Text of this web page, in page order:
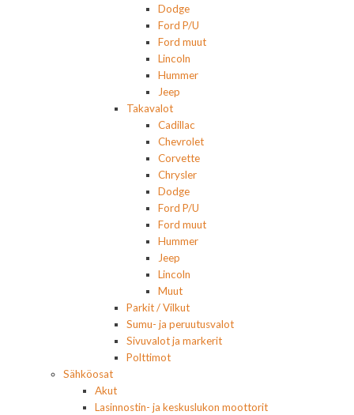
Dodge
Ford P/U
Ford muut
Lincoln
Hummer
Jeep
Takavalot
Cadillac
Chevrolet
Corvette
Chrysler
Dodge
Ford P/U
Ford muut
Hummer
Jeep
Lincoln
Muut
Parkit / Vilkut
Sumu- ja peruutusvalot
Sivuvalot ja markerit
Polttimot
Sähköosat
Akut
Lasinnostin- ja keskuslukon moottorit